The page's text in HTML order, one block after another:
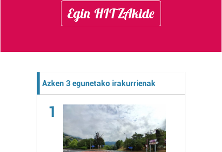
Egin HITZAkide
Azken 3 egunetako irakurrienak
1